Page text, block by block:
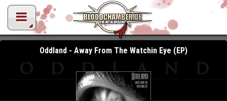
Oddland - Away From The Watchin Eye (EP)